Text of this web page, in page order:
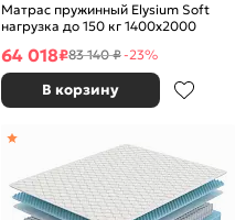
Матрас пружинный Elysium Soft
нагрузка до 150 кг 1400x2000
64 018₽83 140 ₽-23%
В корзину